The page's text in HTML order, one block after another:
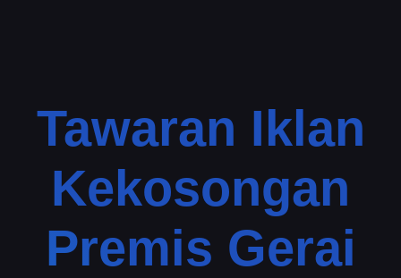
Tawaran Iklan
Kekosongan
Premis Gerai